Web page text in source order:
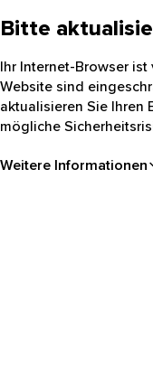
Bitte
Ihr Internet-Browser
Website sind
aktualisieren Sie Ihren
mögliche
Weitere Informationen